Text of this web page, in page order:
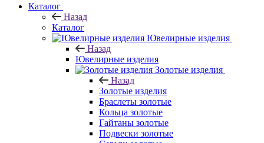
Каталог
Назад
Каталог
Ювелирные изделия
Назад
Ювелирные изделия
Золотые изделия
Назад
Золотые изделия
Браслеты золотые
Кольца золотые
Гайтаны золотые
Подвески золотые